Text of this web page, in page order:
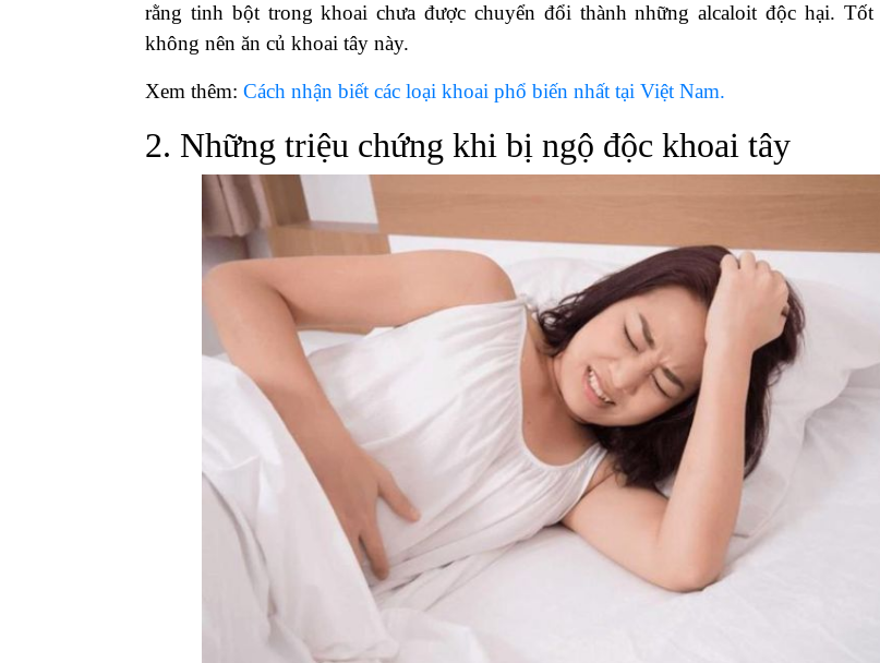
rằng tinh bột trong khoai chưa được chuyển đổi thành những alcaloit độc hại.
không nên ăn củ khoai tây này.
Xem thêm: Cách nhận biết các loại khoai phổ biến nhất tại Việt Nam.
2. Những triệu chứng khi bị ngộ độc khoai tây